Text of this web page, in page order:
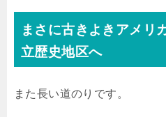
まさに古きよきアメリ
立歴史地区へ
また長い道のりです。